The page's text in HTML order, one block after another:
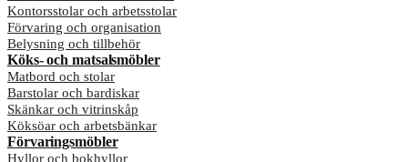
Kontorsstolar och arbetsstolar
Förvaring och organisation
Belysning och tillbehör
Köks- och matsalsmöbler
Matbord och stolar
Barstolar och bardiskar
Skänkar och vitrinskåp
Köksöar och arbetsbänkar
Förvaringsmöbler
Hyllor och bokhyllor